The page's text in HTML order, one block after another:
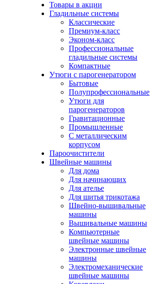
Товары в акции
Гладильные системы
Классические
Премиум-класс
Эконом-класс
Профессиональные
гладильные системы
Компактные
Утюги с парогенератором
Бытовые
Полупрофессиональные
Утюги для
парогенераторов
Гравитационные
Промышленные
С металлическим
корпусом
Пароочистители
Швейные машины
Для дома
Для начинающих
Для ателье
Для шитья трикотажа
Швейно-вышивальные
машины
Вышивальные машины
Компьютерные
швейные машины
Электронные швейные
машины
Электромеханические
швейные машины